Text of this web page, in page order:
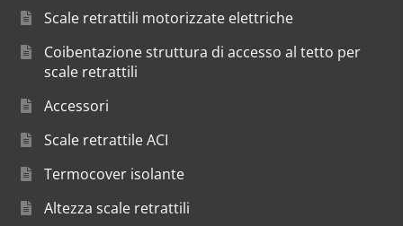
Scale retrattili motorizzate elettriche
Coibentazione struttura di accesso al tetto per
scale retrattili
Accessori
Scale retrattile ACI
Termocover isolante
Altezza scale retrattili